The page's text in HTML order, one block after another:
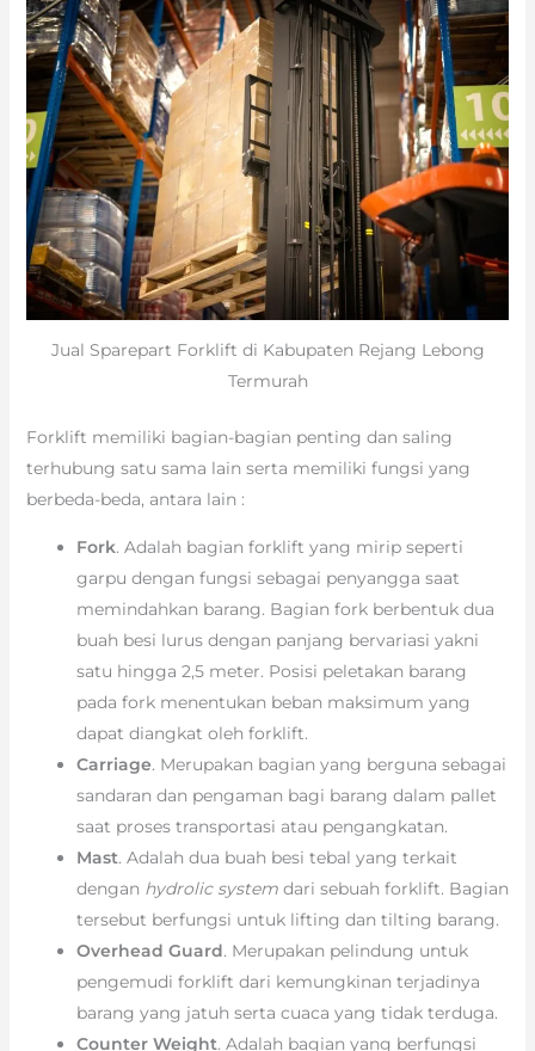
Jual Sparepart Forklift di Kabupaten Rejang Lebong
Termurah
Forklift memiliki bagian-bagian penting dan saling
terhubung satu sama lain serta memiliki fungsi yang
berbeda-beda, antara lain :
Fork. Adalah bagian forklift yang mirip seperti
garpu dengan fungsi sebagai penyangga saat
memindahkan barang. Bagian fork berbentuk dua
buah besi lurus dengan panjang bervariasi yakni
satu hingga 2,5 meter. Posisi peletakan barang
pada fork menentukan beban maksimum yang
dapat diangkat oleh forklift.
Carriage. Merupakan bagian yang berguna sebagai
sandaran dan pengaman bagi barang dalam pallet
saat proses transportasi atau pengangkatan.
Mast. Adalah dua buah besi tebal yang terkait
dengan hydrolic systemdari sebuah forklift. Bagian
tersebut berfungsi untuk lifting dan tilting barang.
Overhead Guard. Merupakan pelindung untuk
pengemudi forklift dari kemungkinan terjadinya
barang yang jatuh serta cuaca yang tidak terduga.
Counter Weight. Adalah bagian yang berfungsi